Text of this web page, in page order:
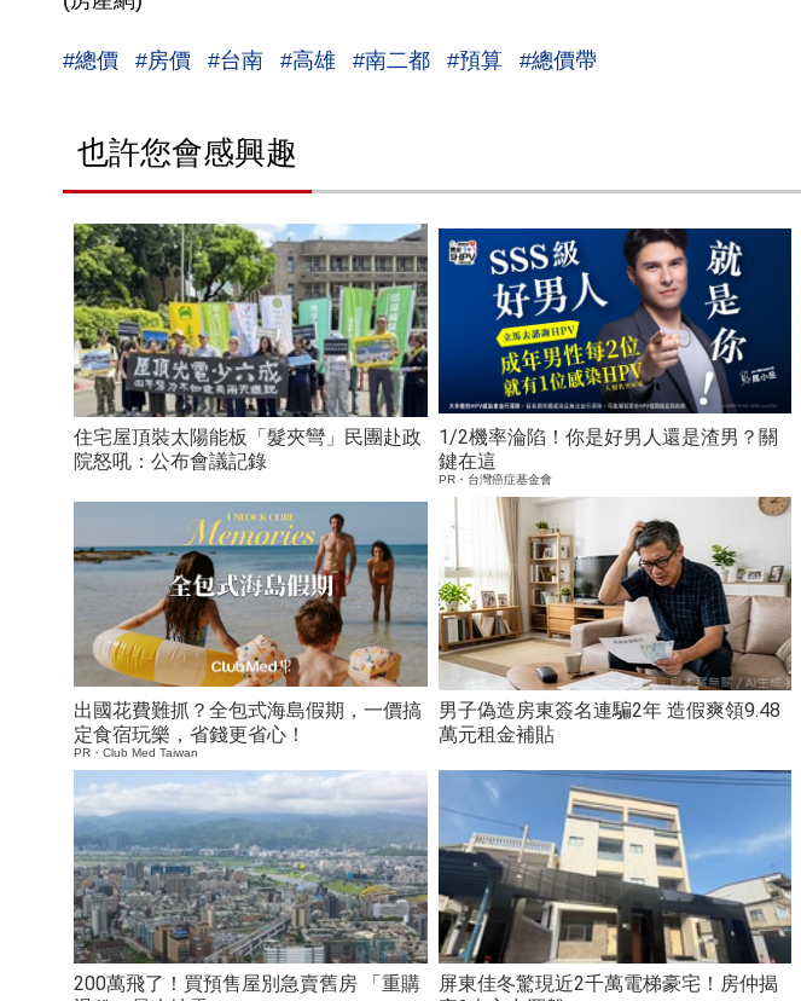
#總價 #房價 #台南 #高雄 #南二都 #預算 #總價帶
也許您會感興趣
住宅屋頂裝太陽能板「髮夾彎」民團赴政
院怒吼：公布會議記錄
1/2機率淪陷！你是好男人還是渣男？關
鍵在這
PR・台灣癌症基金會
出國花費難抓？全包式海島假期，一價搞
定食宿玩樂，省錢更省心！
PR・Club Med Taiwan
男子偽造房東簽名連騙2年 造假爽領9.48
萬元租金補貼
200萬飛了！買預售屋別急賣舊房 「重購
屏東佳冬驚現近2千萬電梯豪宅！房仲揭